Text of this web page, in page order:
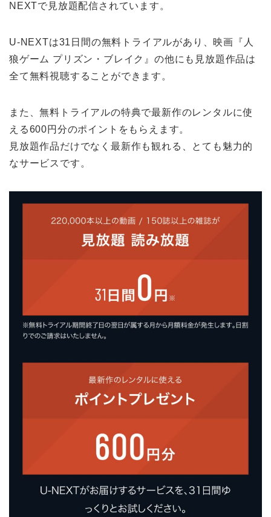
NEXTで見放題配信されています。
U-NEXTは31日間の無料トライアルがあり、映画『人
狼ゲーム プリズン・ブレイク』の他にも見放題作品は
全て無料視聴することができます。
また、無料トライアルの特典で最新作のレンタルに使
える600円分のポイントをもらえます。
見放題作品だけでなく最新作も観れる、とても魅力的
なサービスです。